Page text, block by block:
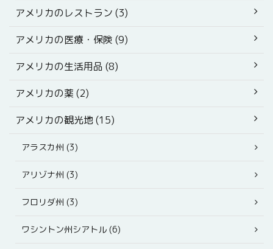
アメリカのレストラン (3)
アメリカの医療・保険 (9)
アメリカの生活用品 (8)
アメリカの薬 (2)
アメリカの観光地 (15)
アラスカ州 (3)
アリゾナ州 (3)
フロリダ州 (3)
ワシントン州シアトル (6)